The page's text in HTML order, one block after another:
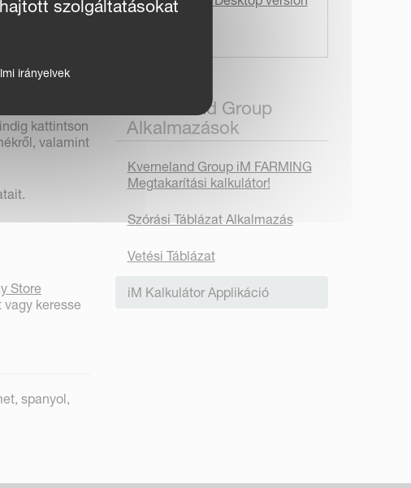
a
permetezés
kattintson
valamint
Store
keresse
spanyol,
Kverneland Group
Alkalmazások
Kverneland Group iM FARMING
Megtakarítási kalkulátor!
Szórási Táblázat Alkalmazás
Vetési Táblázat
iM Kalkulátor Applikáció
szolgáltatásokat
irányelvek